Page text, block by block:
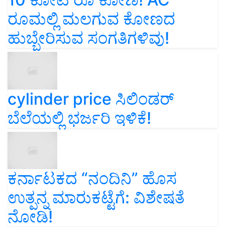
ರೂಮಲ್ಲಿ ಮಲಗುವ ಕೋಣದ
ಹುಬ್ಬೇರಿಸುವ ಸಂಗತಿಗಳಿವು!
cylinder price ಸಿಲಿಂಡರ್‌
ಬೆಲೆಯಲ್ಲಿ ಭರ್ಜರಿ ಇಳಿಕೆ!
ಕರ್ನಾಟಕದ “ನಂದಿನಿ” ಹೊಸ
ಉತ್ಪನ್ನ ಮಾರುಕಟ್ಟೆಗೆ: ವಿಶೇಷತೆ
ನೋಡಿ!